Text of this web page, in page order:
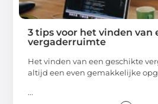
3 tips voor het vinden van
vergaderruimte
Het vinden van een geschikte
altijd een even gemakkelijke
...